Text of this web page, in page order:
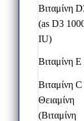
Βιταμίνη
(as D3
IU)
Βιταμίνη E
Βιταμίνη C
Θειαμίνη
(Βιταμίνη